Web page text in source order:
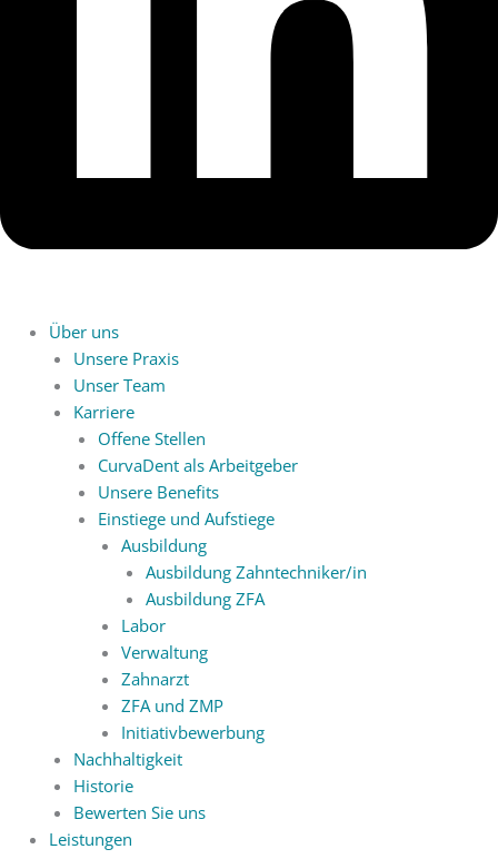
Über uns
Unsere Praxis
Unser Team
Karriere
Offene Stellen
CurvaDent als Arbeitgeber
Unsere Benefits
Einstiege und Aufstiege
Ausbildung
Ausbildung Zahntechniker/in
Ausbildung ZFA
Labor
Verwaltung
Zahnarzt
ZFA und ZMP
Initiativbewerbung
Nachhaltigkeit
Historie
Bewerten Sie uns
Leistungen